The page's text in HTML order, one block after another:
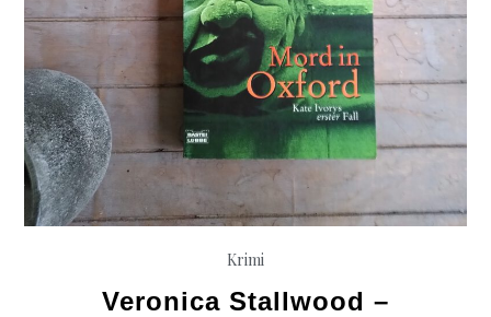
Krimi
Veronica Stallwood –